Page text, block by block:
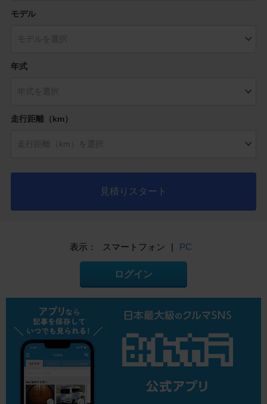
モデル
年式
走行距離（km）
見積りスタート
表示： スマートフォン | PC
ログイン